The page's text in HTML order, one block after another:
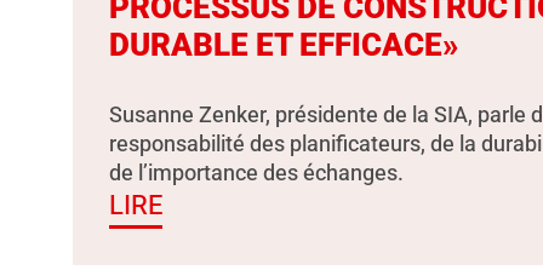
PROCESSUS DE
DURABLE ET EFFICACE»
Susanne Zenker, présidente de la SIA, parle
responsabilité des planificateurs, de la
de l’importance des échanges.
LIRE